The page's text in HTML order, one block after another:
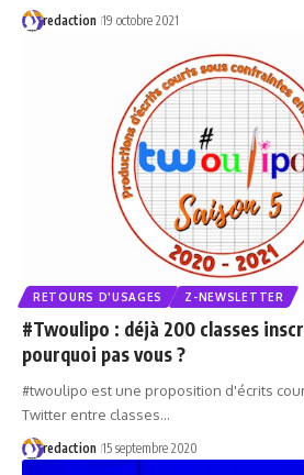
redaction 19 octobre 2021
RETOURS D'USAGES Z-NEWSLETTER
#Twoulipo : déjà 200 classes
pourquoi pas vous ?
#twoulipo est une proposition d'écrits
Twitter entre classes…
redaction 15 septembre 2020